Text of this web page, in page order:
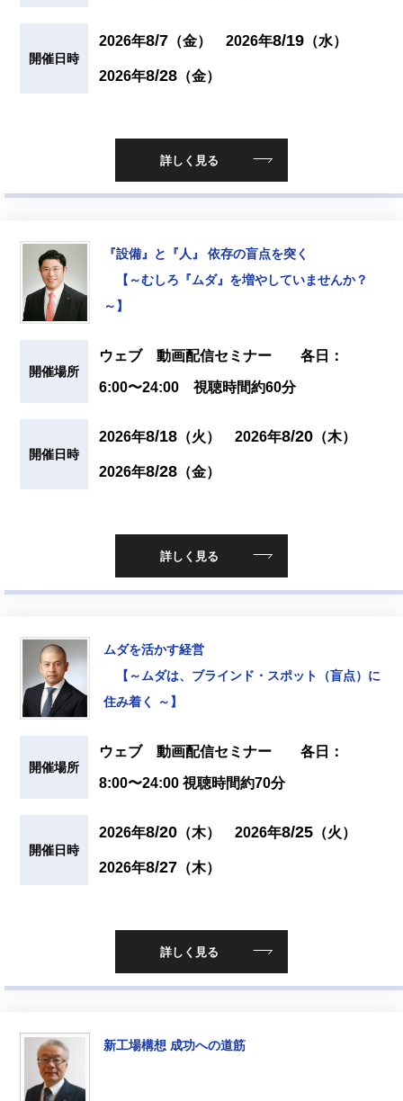
開催日時
2026年8/7 （金） 2026年8/19 （水）
2026年8/28 （金）
詳しく見る
『設備』と『人』 依存の盲点を突く
【～むしろ『ムダ』を増やしていませんか？
～】
開催場所
ウェブ 動画配信セミナー 各日：
6:00〜24:00 視聴時間約60分
開催日時
2026年8/18 （火） 2026年8/20 （木）
2026年8/28 （金）
詳しく見る
ムダを活かす経営
【～ムダは、ブラインド・スポット（盲点）に
住み着く ～】
開催場所
ウェブ 動画配信セミナー 各日：
8:00〜24:00 視聴時間約70分
開催日時
2026年8/20 （木） 2026年8/25 （火）
2026年8/27 （木）
詳しく見る
新工場構想 成功への道筋